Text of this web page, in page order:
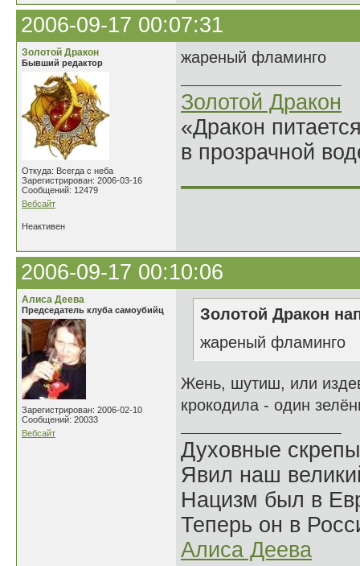
2006-09-17 00:07:31
Золотой Дракон
Бывший редактор
Откуда: Всегда с неба
Зарегистрирован: 2006-03-16
Сообщений: 12479
Вебсайт
жареный фламинго
Золотой Дракон
«Дракон
в прозрачной
Неактивен
2006-09-17 00:10:06
Алиса Деева
Председатель клуба самоубийц
Зарегистрирован: 2006-02-10
Сообщений: 20033
Вебсайт
Золотой Дракон
жареный фламинго
Жень, шутиш, или
крокодила - один
Духовные
Явил наш
Нацизм был в
Теперь он в
Алиса Деева